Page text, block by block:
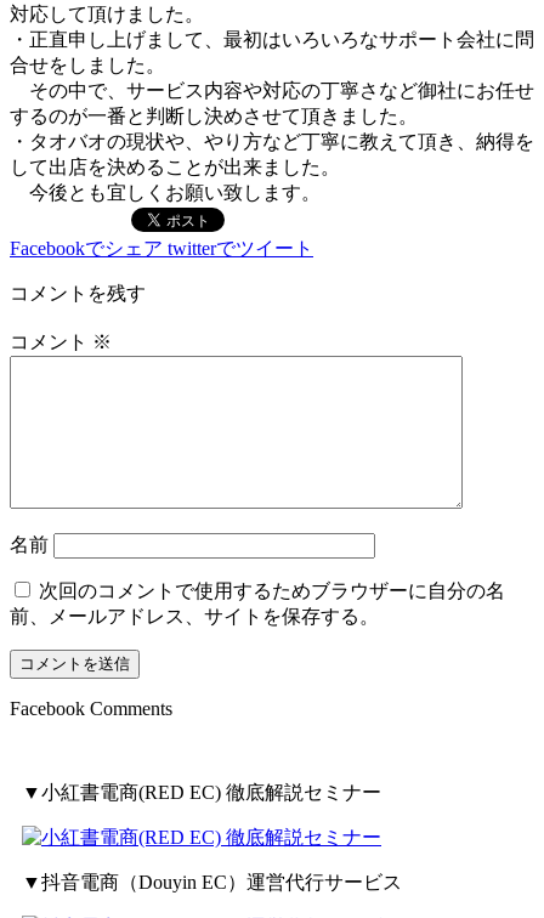
対応して頂けました。
・正直申し上げまして、最初はいろいろなサポート会社に問
合せをしました。
その中で、サービス内容や対応の丁寧さなど御社にお任せ
するのが一番と判断し決めさせて頂きました。
・タオバオの現状や、やり方など丁寧に教えて頂き、納得を
して出店を決めることが出来ました。
今後とも宜しくお願い致します。
Facebookでシェア twitterでツイート
コメントを残す
コメント ※
名前
次回のコメントで使用するためブラウザーに自分の名
前、メールアドレス、サイトを保存する。
Facebook Comments
▼小紅書電商(RED EC) 徹底解説セミナー
▼抖音電商（Douyin EC）運営代行サービス